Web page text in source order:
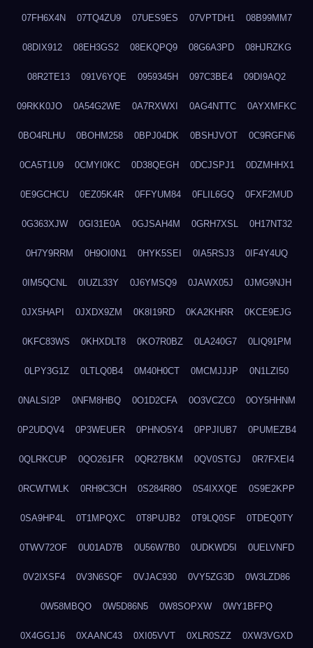
07FH6X4N 07TQ4ZU9 07UES9ES 07VPTDH1 08B99MM7
08DIX912 08EH3GS2 08EKQPQ9 08G6A3PD 08HJRZKG
08R2TE13 091V6YQE 0959345H 097C3BE4 09DI9AQ2
09RKK0JO 0A54G2WE 0A7RXWXI 0AG4NTTC 0AYXMFKC
0BO4RLHU 0BOHM258 0BPJ04DK 0BSHJVOT 0C9RGFN6
0CA5T1U9 0CMYI0KC 0D38QEGH 0DCJSPJ1 0DZMHHX1
0E9GCHCU 0EZ05K4R 0FFYUM84 0FLIL6GQ 0FXF2MUD
0G363XJW 0GI31E0A 0GJSAH4M 0GRH7XSL 0H17NT32
0H7Y9RRM 0H9OI0N1 0HYK5SEI 0IA5RSJ3 0IF4Y4UQ
0IM5QCNL 0IUZL33Y 0J6YMSQ9 0JAWX05J 0JMG9NJH
0JX5HAPI 0JXDX9ZM 0K8I19RD 0KA2KHRR 0KCE9EJG
0KFC83WS 0KHXDLT8 0KO7R0BZ 0LA240G7 0LIQ91PM
0LPY3G1Z 0LTLQ0B4 0M40H0CT 0MCMJJJP 0N1LZI50
0NALSI2P 0NFM8HBQ 0O1D2CFA 0O3VCZC0 0OY5HHNM
0P2UDQV4 0P3WEUER 0PHNO5Y4 0PPJIUB7 0PUMEZB4
0QLRKCUP 0QO261FR 0QR27BKM 0QV0STGJ 0R7FXEI4
0RCWTWLK 0RH9C3CH 0S284R8O 0S4IXXQE 0S9E2KPP
0SA9HP4L 0T1MPQXC 0T8PUJB2 0T9LQ0SF 0TDEQ0TY
0TWV72OF 0U01AD7B 0U56W7B0 0UDKWD5I 0UELVNFD
0V2IXSF4 0V3N6SQF 0VJAC930 0VY5ZG3D 0W3LZD86
0W58MBQO 0W5D86N5 0W8SOPXW 0WY1BFPQ
0X4GG1J6 0XAANC43 0XI05VVT 0XLR0SZZ 0XW3VGXD